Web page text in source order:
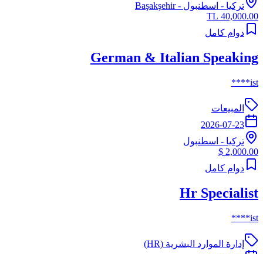
تركيا - اسطنبول - Başakşehir
40,000.00 TL
دوام كامل
German & Italian Speaking
ist****
المبيعات
2026-07-23
تركيا - اسطنبول
2,000.00 $
دوام كامل
Hr Specialist
ist****
إدارة الموارد البشرية (HR)